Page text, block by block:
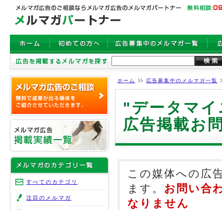
ホーム 広告募集中のメルマガ一覧
"データマ
広告掲載お
この媒体への広
ます。 お問い合
なりません
すべてのカテゴリ
注目のメルマガ